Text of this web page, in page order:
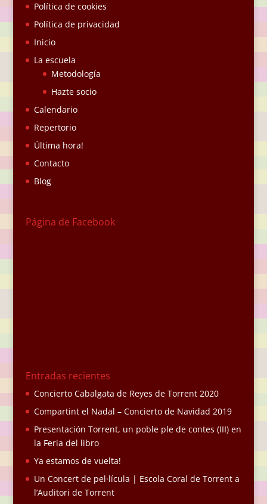
Política de cookies
Política de privacidad
Inicio
La escuela
Metodología
Hazte socio
Calendario
Repertorio
Última hora!
Contacto
Blog
Página de Facebook
Entradas recientes
Concierto Cabalgata de Reyes de Torrent 2020
Compartint el Nadal – Concierto de Navidad 2019
Presentación Torrent, un poble ple de contes (III) en
la Feria del libro
Ya estamos de vuelta!
Un Concert de pel·lícula | Escola Coral de Torrent a
l’Auditori de Torrent